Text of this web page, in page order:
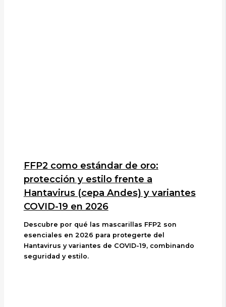
FFP2 como estándar de oro:
protección y estilo frente a
Hantavirus (cepa Andes) y variantes
COVID-19 en 2026
Descubre por qué las mascarillas FFP2 son
esenciales en 2026 para protegerte del
Hantavirus y variantes de COVID-19, combinando
seguridad y estilo.